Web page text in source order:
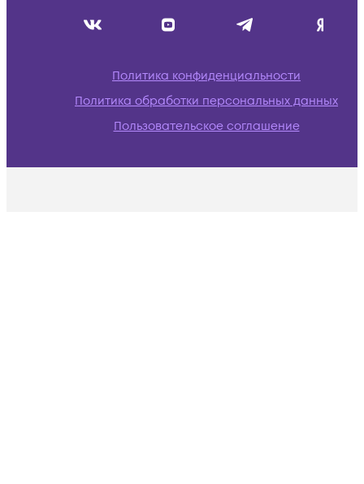
Политика конфиденциальности
Политика обработки персональных данных
Пользовательское соглашение